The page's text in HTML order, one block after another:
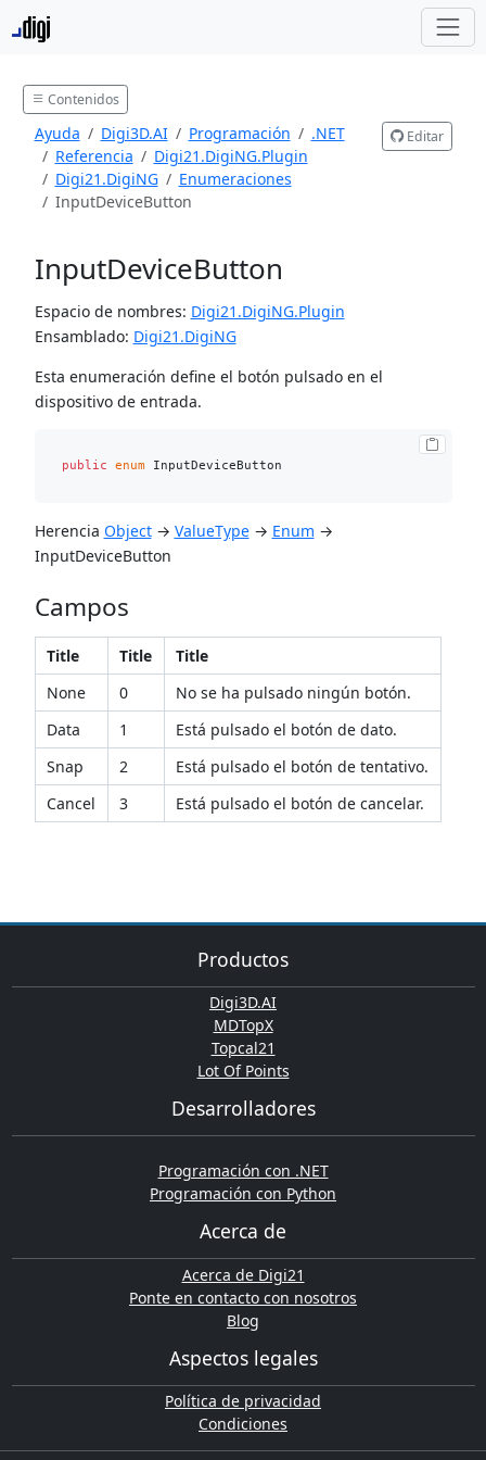
Contenidos
Ayuda Digi3D.AI Programación
.NET
Referencia
Digi21.DigiNG.Plugin
Digi21.DigiNG
Enumeraciones
InputDeviceButton
Editar
InputDeviceButton
Espacio de nombres: Digi21.DigiNG.Plugin
Ensamblado: Digi21.DigiNG
Esta enumeración define el botón pulsado en el
dispositivo de entrada.
public enum
‌Herencia Object→ ValueType→ Enum →
InputDeviceButton
Campos
​Title ​Title
​Title
None
0
No se ha pulsado ningún botón.
Data
1
Está pulsado el botón de dato.
Snap
2
Está pulsado el botón de tentativo.
Cancel
3 Está pulsado el botón de cancelar.
Productos
Digi3D.AI
MDTopX
Topcal21
Lot Of Points
Desarrolladores
Programación con .NET
Programación con Python
Acerca de
Acerca de Digi21
Ponte en contacto con nosotros
Blog
Aspectos legales
Política de privacidad
Condiciones